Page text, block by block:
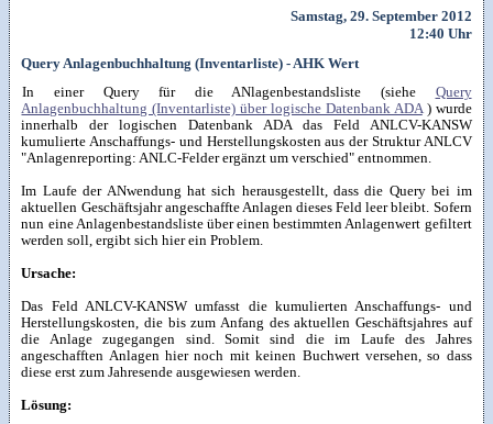
Samstag, 29. September 2012
12:40 Uhr
Query Anlagenbuchhaltung (Inventarliste) - AHK Wert
In einer Query für die ANlagenbestandsliste (siehe Query
Anlagenbuchhaltung (Inventarliste) über logische Datenbank ADA) wurde
innerhalb der logischen Datenbank ADA das Feld ANLCV-KANSW
kumulierte Anschaffungs- und Herstellungskosten aus der Struktur ANLCV
"Anlagenreporting: ANLC-Felder ergänzt um verschied" entnommen.
Im Laufe der ANwendung hat sich herausgestellt, dass die Query bei im
aktuellen Geschäftsjahr angeschaffte Anlagen dieses Feld leer bleibt. Sofern
nun eine Anlagenbestandsliste über einen bestimmten Anlagenwert gefiltert
werden soll, ergibt sich hier ein Problem.
Ursache:
Das Feld ANLCV-KANSW umfasst die kumulierten Anschaffungs- und
Herstellungskosten, die bis zum Anfang des aktuellen Geschäftsjahres auf
die Anlage zugegangen sind. Somit sind die im Laufe des Jahres
angeschafften Anlagen hier noch mit keinen Buchwert versehen, so dass
diese erst zum Jahresende ausgewiesen werden.
Lösung: